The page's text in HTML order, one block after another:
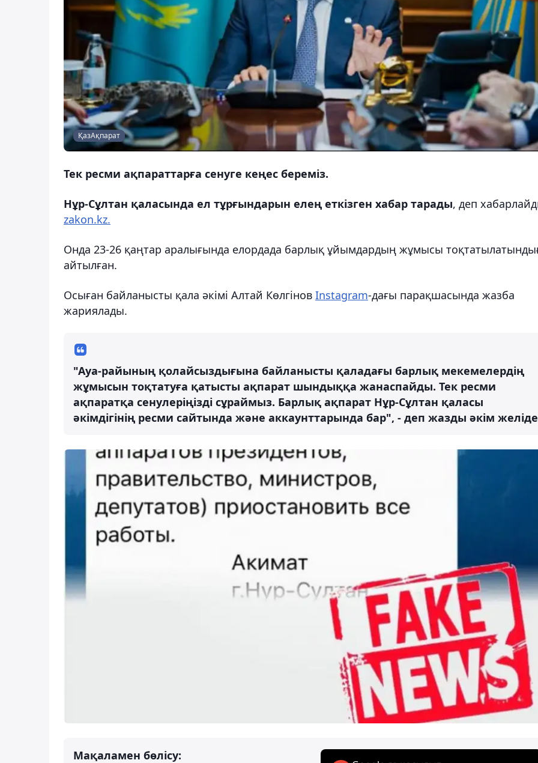
ҚазАқпарат
Тек ресми ақпараттарға сенуге кеңес береміз.
Нұр-Сұлтан қаласында ел тұрғындарын елең еткізген хабар тарады, деп
zakon.kz.
Онда 23-26 қаңтар аралығында елордада барлық ұйымдардың жұмысы
айтылған.
Осыған байланысты қала әкімі Алтай Көлгінов Instagram-дағы парақшасында жазба
жариялады.
"Ауа-райының қолайсыздығына байланысты қаладағы барлық мекемелердің
жұмысын тоқтатуға қатысты ақпарат шындыққа жанаспайды. Тек ресми
ақпаратқа сенулеріңізді сұраймыз. Барлық ақпарат Нұр-Сұлтан қаласы
әкімдігінің ресми сайтында және аккаунттарында бар", - деп жазды әкім
Мақаламен бөлісу: